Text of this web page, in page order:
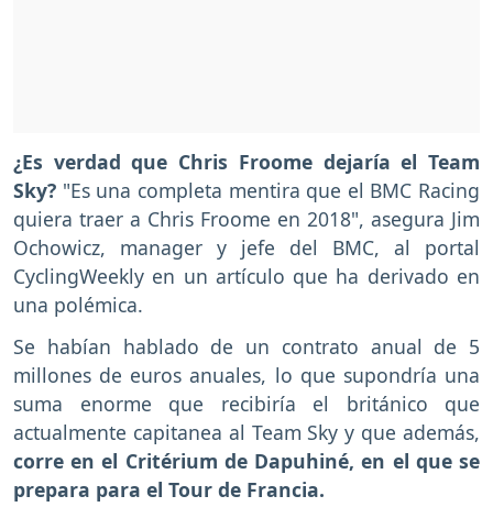
¿Es verdad que Chris Froome dejaría el Team
Sky? "Es una completa mentira que el BMC Racing
quiera traer a Chris Froome en 2018", asegura Jim
Ochowicz, manager y jefe del BMC, al portal
CyclingWeekly en un artículo que ha derivado en
una polémica.
Se habían hablado de un contrato anual de 5
millones de euros anuales, lo que supondría una
suma enorme que recibiría el británico que
actualmente capitanea al Team Sky y que además,
corre en el Critérium de Dapuhiné, en el que se
prepara para el Tour de Francia.